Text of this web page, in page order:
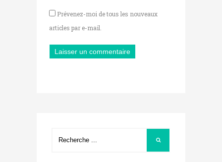
Prévenez-moi de tous les nouveaux
articles par e-mail.